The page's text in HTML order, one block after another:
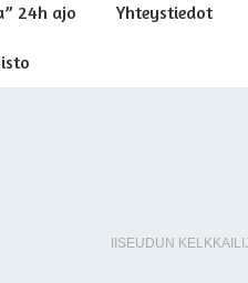
24h ajo Yhteystiedot
IISEUDUN